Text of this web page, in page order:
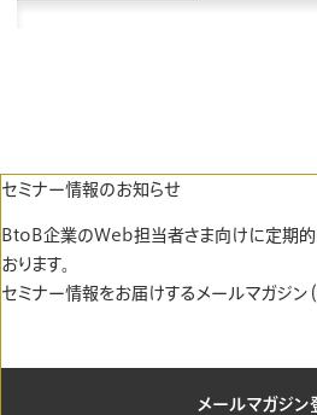
セミナー情報のお知らせ
BtoB企業のWeb担当者さま向けに定期的
おります。
セミナー情報をお届けするメールマガジン
メールマガジン